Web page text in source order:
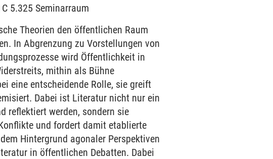
5.325 Seminarraum
Theorien den öffentlichen Raum
In Abgrenzung zu Vorstellungen von
wird Öffentlichkeit in
mithin als Bühne
eine entscheidende Rolle, sie greift
Dabei ist Literatur nicht nur ein
reflektiert werden, sondern sie
und fordert damit etablierte
Hintergrund agonaler Perspektiven
in öffentlichen Debatten. Dabei